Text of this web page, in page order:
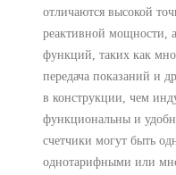
отличаются высокой
реактивной мощности,
функций, таких как
передача показаний и
в конструкции, чем
функциональны и
счетчики могут быть
однотарифными или